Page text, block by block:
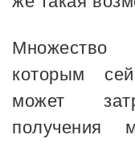
Множество
которым
может
получения